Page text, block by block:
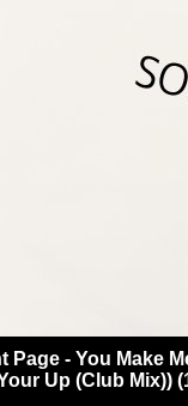
- You Make
Up (Club Mix))